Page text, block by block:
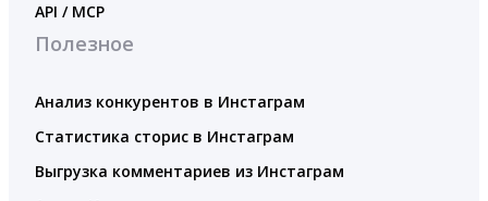
API / MCP
Полезное
Анализ конкурентов в Инстаграм
Статистика сторис в Инстаграм
Выгрузка комментариев из Инстаграм